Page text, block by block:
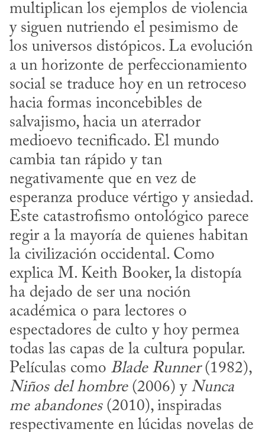
multiplican los ejemplos de violencia
y siguen nutriendo el pesimismo de
los universos distópicos. La evolución
a un horizonte de perfeccionamiento
social se traduce hoy en un retroceso
hacia formas inconcebibles de
salvajismo, hacia un aterrador
medioevo tecnificado. El mundo
cambia tan rápido y tan
negativamente que en vez de
esperanza produce vértigo y ansiedad.
Este catastrofismo ontológico parece
regir a la mayoría de quienes habitan
la civilización occidental. Como
explica M. Keith Booker, la distopía
ha dejado de ser una noción
académica o para lectores o
espectadores de culto y hoy permea
todas las capas de la cultura popular.
Películas como Blade Runner
(1982),
Niños del hombre (2006) y Nunca
me abandones (2010), inspiradas
respectivamente en lúcidas novelas de